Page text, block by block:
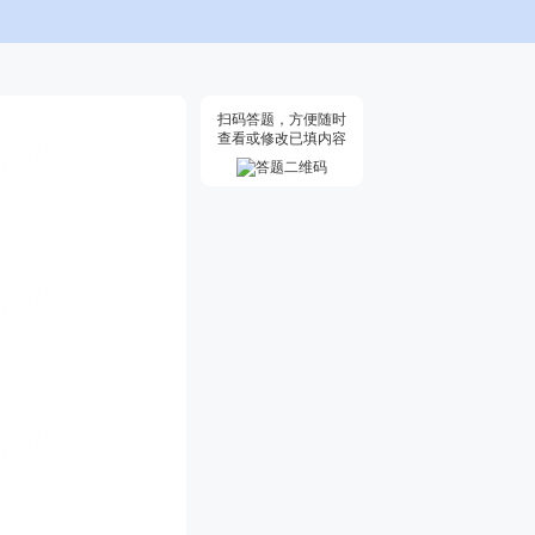
扫码答题，方便随时
查看或修改已填内容